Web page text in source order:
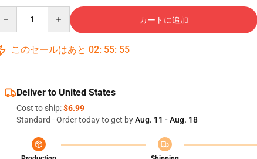
カートに追加
このセールはあと 02: 55: 54
Deliver to United States
Cost to ship:$6.99
Standard - Order today to get byAug. 11 - Aug. 18